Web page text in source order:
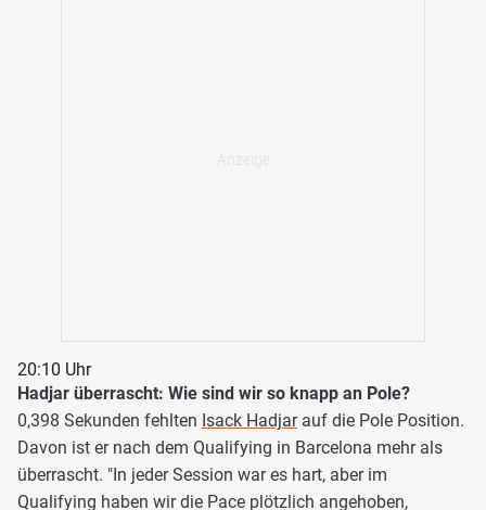
20:10 Uhr
Hadjar überrascht: Wie sind wir so knapp an Pole?
0,398 Sekunden fehlten Isack Hadjarauf die Pole Position.
Davon ist er nach dem Qualifying in Barcelona mehr als
überrascht. "In jeder Session war es hart, aber im
Qualifying haben wir die Pace plötzlich angehoben,